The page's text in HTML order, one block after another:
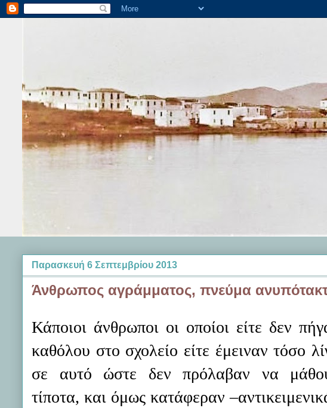
Παρασκευή 6 Σεπτεμβρίου 2013
Άνθρωπoς αγράμματος, πνεύμα
Κάποιοι άνθρωποι οι οποίοι είτε δεν
καθόλου στο σχολείο είτε έμειναν τόσο
σε αυτό ώστε δεν πρόλαβαν να
τίποτα, και όμως κατάφεραν